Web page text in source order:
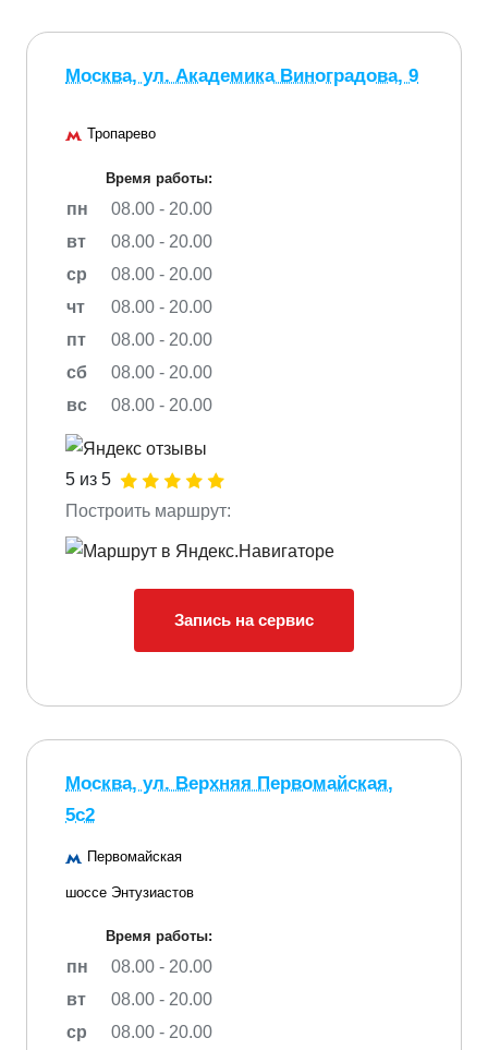
Москва, ул. Академика Виноградова, 9
Тропарево
Время работы:
пн
08.00 - 20.00
вт
08.00 - 20.00
ср
08.00 - 20.00
чт
08.00 - 20.00
пт
08.00 - 20.00
сб
08.00 - 20.00
вс
08.00 - 20.00
5 из 5
Построить маршрут:
Запись на сервис
Москва, ул. Верхняя Первомайская,
5с2
Первомайская
шоссе Энтузиастов
Время работы:
пн
08.00 - 20.00
вт
08.00 - 20.00
ср
08.00 - 20.00